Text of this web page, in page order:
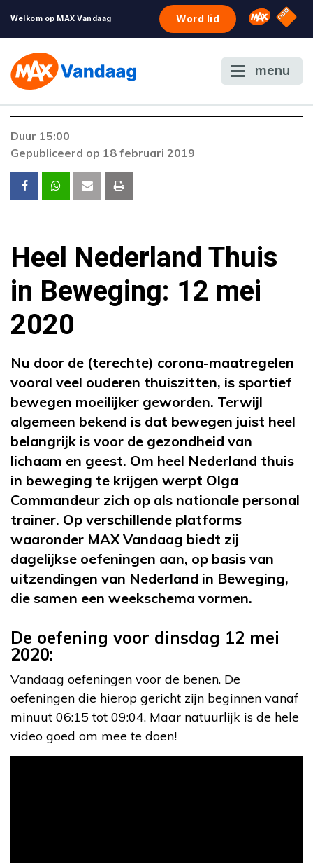
Welkom op MAX Vandaag Word lid Omroep
NPO
menu
Duur 15:00
Gepubliceerd op 18 februari 2019
Heel Nederland Thuis
in Beweging: 12 mei
2020
Nu door de (terechte) corona-maatregelen
vooral veel ouderen thuiszitten, is sportief
bewegen moeilijker geworden. Terwijl
algemeen bekend is dat bewegen juist heel
belangrijk is voor de gezondheid van
lichaam en geest. Om heel Nederland thuis
in beweging te krijgen werpt Olga
Commandeur zich op als nationale personal
trainer. Op verschillende platforms
waaronder MAX Vandaag biedt zij
dagelijkse oefeningen aan, op basis van
uitzendingen van Nederland in Beweging,
die samen een weekschema vormen.
De oefening voor dinsdag 12 mei
2020:
Vandaag oefeningen voor de benen. De
oefeningen die hierop gericht zijn beginnen vanaf
minuut 06:15 tot 09:04. Maar natuurlijk is de hele
video goed om mee te doen!